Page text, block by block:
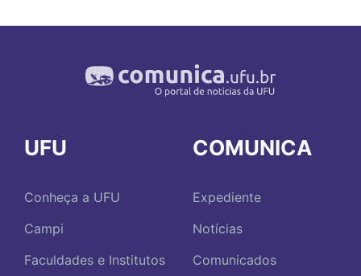
UFU
Conheça a UFU
Campi
Faculdades e Institutos
COMUNICA
Expediente
Notícias
Comunicados